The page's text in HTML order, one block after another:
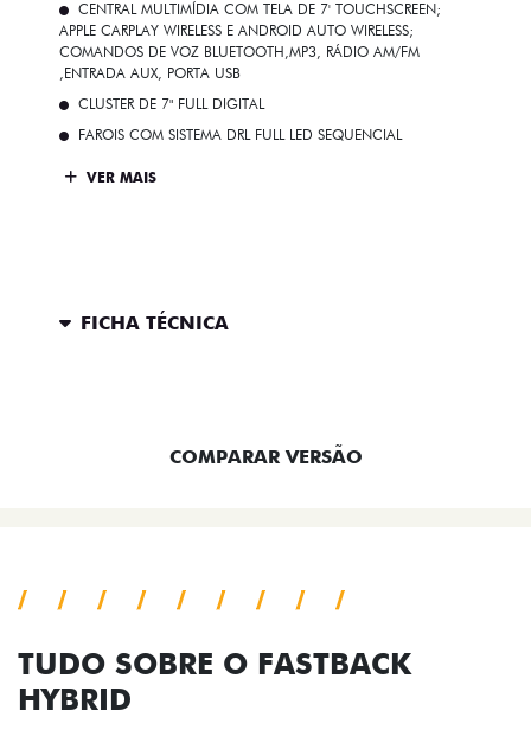
CENTRAL MULTIMÍDIA COM TELA DE 7' TOUCHSCREEN;
APPLE CARPLAY WIRELESS E ANDROID AUTO WIRELESS;
COMANDOS DE VOZ BLUETOOTH,MP3, RÁDIO AM/FM
,ENTRADA AUX, PORTA USB
CLUSTER DE 7" FULL DIGITAL
FAROIS COM SISTEMA DRL FULL LED SEQUENCIAL
VER MAIS
FICHA TÉCNICA
COMPARAR VERSÃO
TUDO SOBRE O FASTBACK
HYBRID